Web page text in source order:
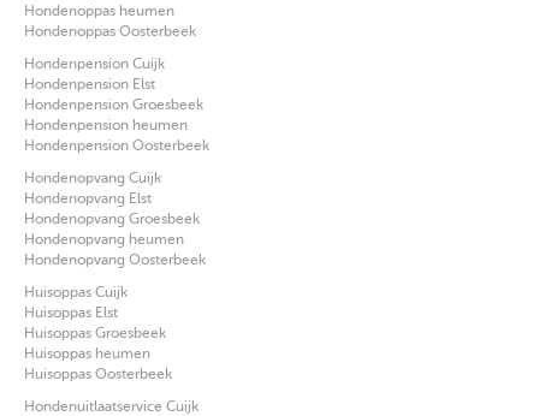
Hondenoppas heumen
Hondenoppas Oosterbeek
Hondenpension Cuijk
Hondenpension Elst
Hondenpension Groesbeek
Hondenpension heumen
Hondenpension Oosterbeek
Hondenopvang Cuijk
Hondenopvang Elst
Hondenopvang Groesbeek
Hondenopvang heumen
Hondenopvang Oosterbeek
Huisoppas Cuijk
Huisoppas Elst
Huisoppas Groesbeek
Huisoppas heumen
Huisoppas Oosterbeek
Hondenuitlaatservice Cuijk